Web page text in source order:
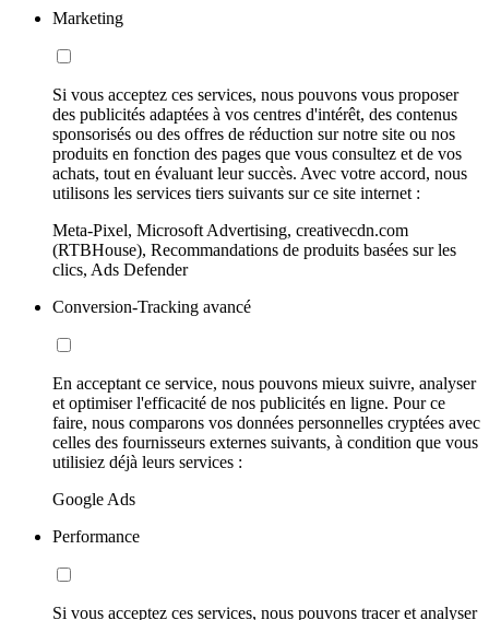
Marketing
Si vous acceptez ces services, nous pouvons vous proposer
des publicités adaptées à vos centres d'intérêt, des contenus
sponsorisés ou des offres de réduction sur notre site ou nos
produits en fonction des pages que vous consultez et de vos
achats, tout en évaluant leur succès. Avec votre accord, nous
utilisons les services tiers suivants sur ce site internet :
Meta-Pixel, Microsoft Advertising, creativecdn.com
(RTBHouse), Recommandations de produits basées sur les
clics, Ads Defender
Conversion-Tracking avancé
En acceptant ce service, nous pouvons mieux suivre, analyser
et optimiser l'efficacité de nos publicités en ligne. Pour ce
faire, nous comparons vos données personnelles cryptées avec
celles des fournisseurs externes suivants, à condition que vous
utilisiez déjà leurs services :
Google Ads
Performance
Si vous acceptez ces services, nous pouvons tracer et analyser